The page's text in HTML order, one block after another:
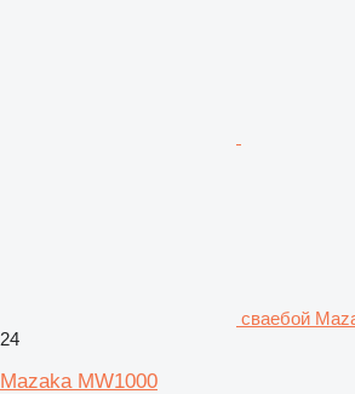
сваебой
24
Mazaka MW1000